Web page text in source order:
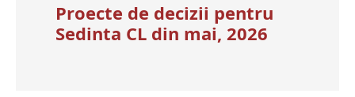
Proecte de decizii pentru
Sedinta CL din mai, 2026